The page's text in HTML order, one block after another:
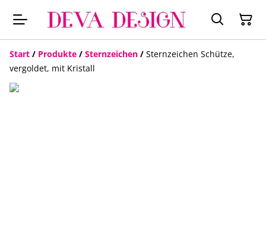
Start / Produkte / Sternzeichen / Sternzeichen Schütze,
vergoldet, mit Kristall